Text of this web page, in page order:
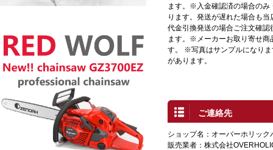
ます。※入金確認済の場合の
ります。発送が遅れた場合も
代金引換発送の場合ご注文確
ます。※メーカーお取り寄せ商
す。 ※写真はサンプルになり
があります。
ご連絡先
ショップ名：オーバーホリック
販売業者：株式会社